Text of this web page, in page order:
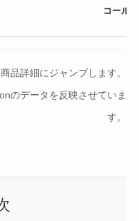
コール
品詳細にジャンプします。
のデータを反映させていま
す。